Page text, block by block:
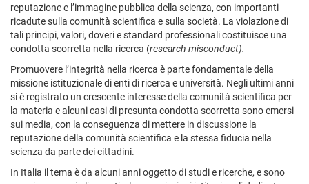
reputazione e l’immagine pubblica della scienza, con importanti
ricadute sulla comunità scientifica e sulla società. La violazione di
tali principi, valori, doveri e standard professionali costituisce una
condotta scorretta nella ricerca (research misconduct).
Promuovere l’integrità nella ricerca è parte fondamentale della
missione istituzionale di enti di ricerca e università. Negli ultimi anni
si è registrato un crescente interesse della comunità scientifica per
la materia e alcuni casi di presunta condotta scorretta sono emersi
sui media, con la conseguenza di mettere in discussione la
reputazione della comunità scientifica e la stessa fiducia nella
scienza da parte dei cittadini.
In Italia il tema è da alcuni anni oggetto di studi e ricerche, e sono